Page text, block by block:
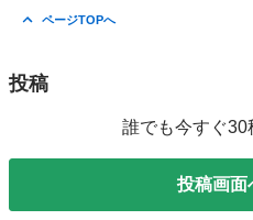
ページTOPへ
投稿
誰でも今すぐ30
投稿画面